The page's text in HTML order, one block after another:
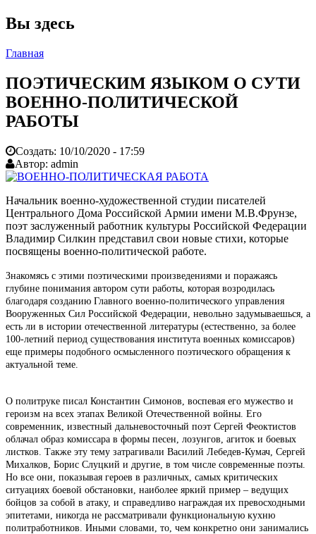
Вы здесь
Главная
ПОЭТИЧЕСКИМ ЯЗЫКОМ О СУТИ
ВОЕННО-ПОЛИТИЧЕСКОЙ
РАБОТЫ
Создать: 10/10/2020 - 17:59
Автор: admin
Начальник военно-художественной студии писателей
Центрального Дома Российской Армии имени М.В.Фрунзе,
поэт заслуженный работник культуры Российской Федерации
Владимир Силкин представил свои новые стихи, которые
посвящены военно-политической работе.
Знакомясь с этими поэтическими произведениями и поражаясь
глубине понимания автором сути работы, которая возродилась
благодаря созданию Главного военно-политического управления
Вооруженных Сил Российской Федерации, невольно задумываешься, а
есть ли в истории отечественной литературы (естественно, за более
100-летний период существования института военных комиссаров)
еще примеры подобного осмысленного поэтического обращения к
актуальной теме.
О политруке писал Константин Симонов, воспевая его мужество и
героизм на всех этапах Великой Отечественной войны. Его
современник, известный дальневосточный поэт Сергей Феоктистов
облачал образ комиссара в формы песен, лозунгов, агиток и боевых
листков. Также эту тему затрагивали Василий Лебедев-Кумач, Сергей
Михалков, Борис Слуцкий и другие, в том числе современные поэты.
Но все они, показывая героев в различных, самых критических
ситуациях боевой обстановки, наиболее яркий пример – ведущих
бойцов за собой в атаку, и справедливо награждая их превосходными
эпитетами, никогда не рассматривали функциональную кухню
политработников. Иными словами, то, чем конкретно они занимались